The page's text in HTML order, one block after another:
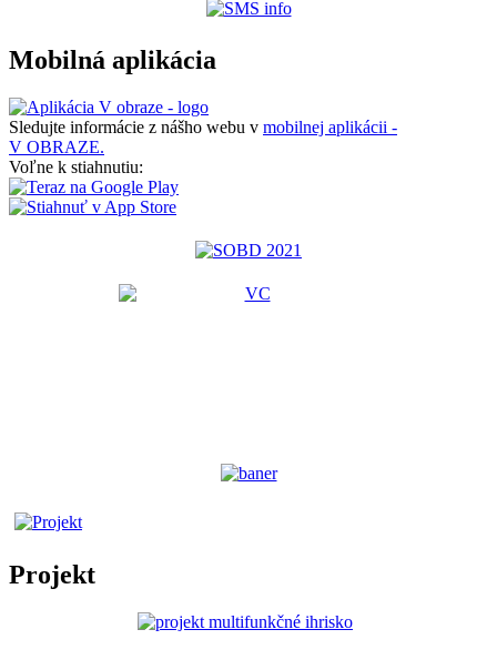
Mobilná aplikácia
Sledujte informácie z nášho webu v mobilnej aplikácii -
V OBRAZE.
Voľne k stiahnutiu:
Projekt